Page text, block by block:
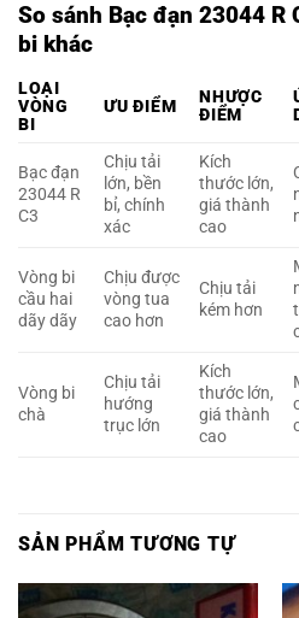
So sánh Bạc đạn 23044 R
bi khác
LOẠI
VÒNG
BI
ƯU ĐIỂM
NHƯỢC
ĐIỂM
Bạc đạn
23044 R
C3
Chịu tải
lớn, bền
bỉ, chính
xác
Kích
thước lớn,
giá thành
cao
Vòng bi
cầu hai
dãy dãy
Chịu được
vòng tua
cao hơn
Chịu tải
kém hơn
Vòng bi
chà
Chịu tải
hướng
trục lớn
Kích
thước lớn,
giá thành
cao
SẢN PHẨM TƯƠNG TỰ